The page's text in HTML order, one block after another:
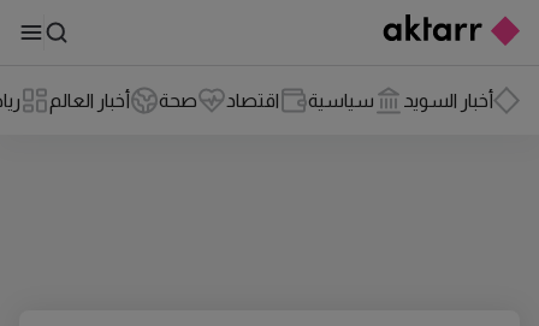
أخبار السويد سياسية اقتصاد صحة أخبار العالم